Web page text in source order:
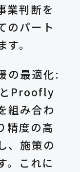
業判断を
のパート
。
の最適化:
とProofly
組み合わ
精度の高
、施策の
。これに